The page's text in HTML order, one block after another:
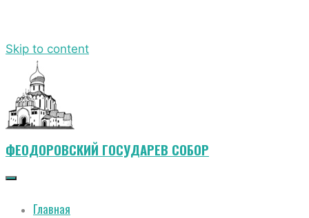
Skip to content
ФЕОДОРОВСКИЙ ГОСУДАРЕВ СОБОР
Главная